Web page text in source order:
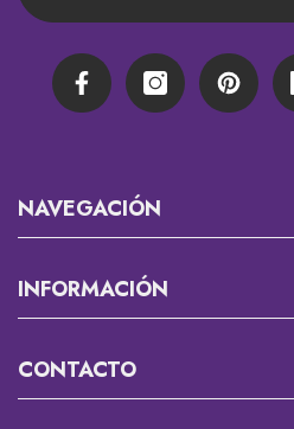
FacebookInstagram
NAVEGACIÓN
Misión 13
Cortadores Y Marcadores Para
INFORMACIÓN
Que Es Un Custom?
CONTACTO